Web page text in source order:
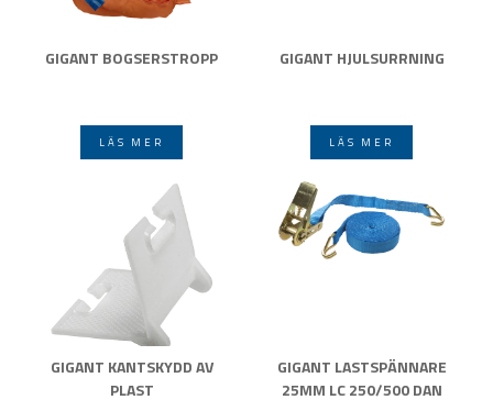
GIGANT BOGSERSTROPP
LÄS MER
GIGANT HJULSURRNING
LÄS MER
GIGANT KANTSKYDD AV
PLAST
GIGANT LASTSPÄNNARE
25MM LC 250/500 DAN